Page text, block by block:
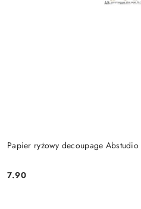
Papier ryżowy decoupage
Cena:
7.90